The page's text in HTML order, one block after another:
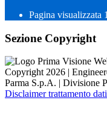
Pagina visualizzata
Sezione Copyright
Copyright 2026 |
Parma S.p.A. | Divisione
Disclaimer trattamento